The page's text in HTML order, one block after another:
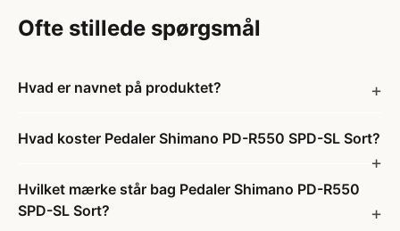
Ofte stillede spørgsmål
Hvad er navnet på produktet?
Hvad koster Pedaler Shimano PD-R550 SPD-SL Sort?
Hvilket mærke står bag Pedaler Shimano PD-R550
SPD-SL Sort?